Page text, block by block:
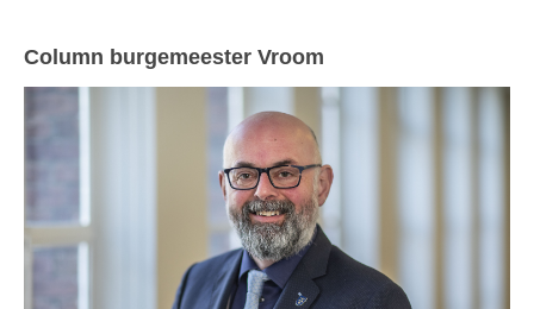
Column burgemeester Vroom